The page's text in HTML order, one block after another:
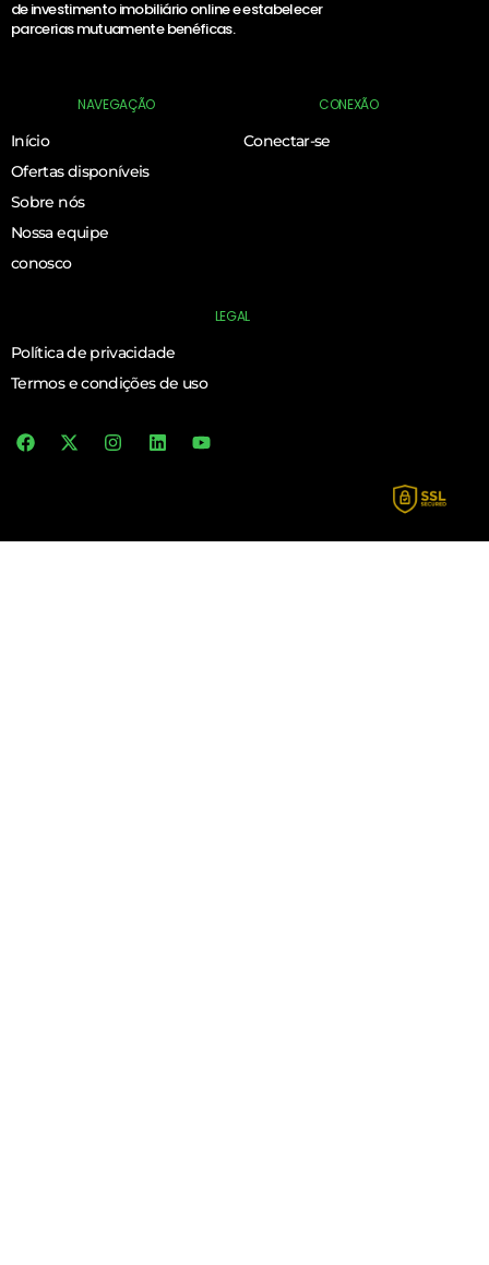
de investimento imobiliário online e estabelecer
parcerias mutuamente benéficas.
NAVEGAÇÃO
Início
Ofertas disponíveis
Sobre nós
Nossa equipe
conosco
CONEXÃO
Conectar-se
LEGAL
Política de privacidade
Termos e condições de uso